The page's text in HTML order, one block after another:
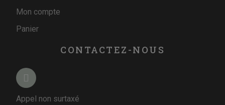
Mon compte
Panier
CONTACTEZ-NOUS
Appel non surtaxé